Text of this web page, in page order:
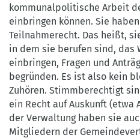
kommunalpolitische Arbeit
einbringen können. Sie
Teilnahmerecht. Das heißt,
in dem sie berufen sind, das
einbringen, Fragen und
begründen. Es ist also kein
Zuhören. Stimmberechtigt
ein Recht auf Auskunft (etwa
der Verwaltung haben sie
Mitgliedern der